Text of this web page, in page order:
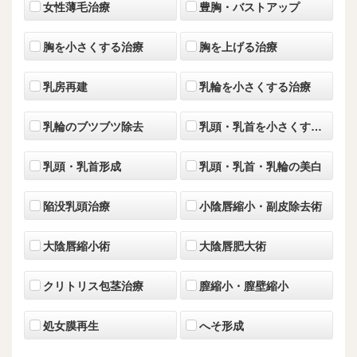
女性薄毛治療 豊胸・バストアップ
胸を小さくする治療 胸を上げる治療
乳房再建 乳輪を小さくする治療
乳輪のブツブツ除去 乳頭・乳首を小さくする治療
乳頭・乳首形成 乳頭・乳首・乳輪の美白
陥没乳頭治療 小陰唇縮小・副皮除去術
大陰唇縮小術 大陰唇肥大術
クリトリス包茎治療 膣縮小・膣壁縮小
処女膜再生 へそ形成